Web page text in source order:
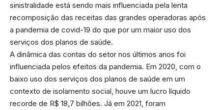
sinistralidade está sendo mais influenciada pela lenta
recomposição das receitas das grandes operadoras após
a pandemia de covid-19 do que por um maior uso dos
serviços dos planos de saúde.
A dinâmica das contas do setor nos últimos anos foi
influenciada pelos efeitos da pandemia. Em 2020, com o
baixo uso dos serviços dos planos de saúde em um
contexto de isolamento social, houve um lucro líquido
recorde de R$ 18,7 bilhões. Já em 2021, foram